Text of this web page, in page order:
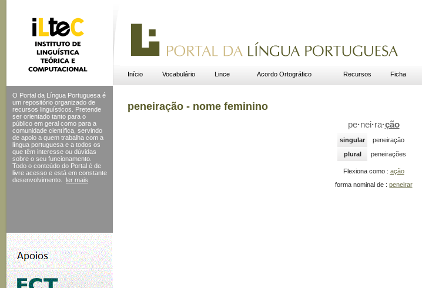
Início Vocabulário Lince Acordo Ortográfico Recursos Ficha
O Portal da Língua Portuguesa é
um repositório organizado de
recursos linguísticos. Pretende
ser orientado tanto para o
público em geral como para a
comunidade científica, servindo
de apoio a quem trabalha com a
língua portuguesa e a todos os
que têm interesse ou dúvidas
sobre o seu funcionamento.
Todo o conteúdo do Portal é de
livre acesso e está em constante
desenvolvimento.
ler mais
peneiração - nome feminino
pe·nei·ra·ção
singular
peneiração
plural
peneirações
Flexiona como : ação
forma nominal de : peneirar